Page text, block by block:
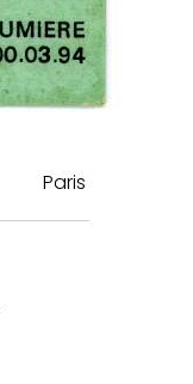
Paris